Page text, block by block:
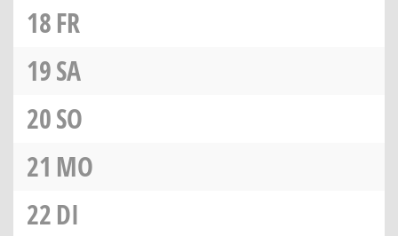
18FR
19SA
20SO
21 MO
22DI